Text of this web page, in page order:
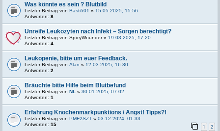
Was könnte es sein ? Blutbild
Letzter Beitrag von Basti501 « 15.05.2025, 15:56
Antworten: 8
Unreife Leukozyten nach Infekt – Sorgen berechtigt?
Letzter Beitrag von SpicyWounder« 19.03.2025, 17:20
Antworten: 4
Leukopenie, bitte um euer Feedback.
Letzter Beitrag von Alan « 12.03.2025, 16:30
Antworten: 2
Bräuchte bitte Hilfe beim Blutbefund
Letzter Beitrag von NL « 30.01.2025, 07:02
Antworten: 1
Erfahrung Knochenmarkpunktions / Angst! Tipps?!
Letzter Beitrag von PMF2SZT « 03.12.2024, 01:33
Antworten: 15 1 2